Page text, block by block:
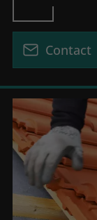
Contact